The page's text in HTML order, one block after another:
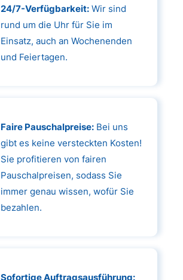
24/7-Verfügbarkeit:Wir sind
rund um die Uhr für Sie im
Einsatz, auch an Wochenenden
und Feiertagen.
Faire Pauschalpreise:Bei uns
gibt es keine versteckten Kosten!
Sie profitieren von fairen
Pauschalpreisen, sodass Sie
immer genau wissen, wofür Sie
bezahlen.
Sofortige Auftragsausführung: